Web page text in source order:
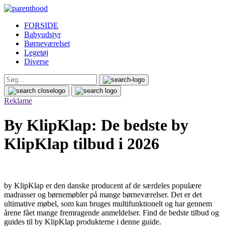
FORSIDE
Babyudstyr
Børneværelset
Legetøj
Diverse
Search
for:
Reklame
By KlipKlap: De bedste by
KlipKlap tilbud i 2026
by KlipKlap er den danske producent af de særdeles populære
madrasser og børnemøbler på mange børneværelser. Det er det
ultimative møbel, som kan bruges multifunktionelt og har gennem
årene fået mange fremragende anmeldelser. Find de bedste tilbud og
guides til by KlipKlap produkterne i denne guide.